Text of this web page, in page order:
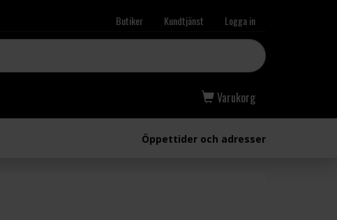
Butiker Kundtjänst Logga in
Varukorg
Öppettider och adresser